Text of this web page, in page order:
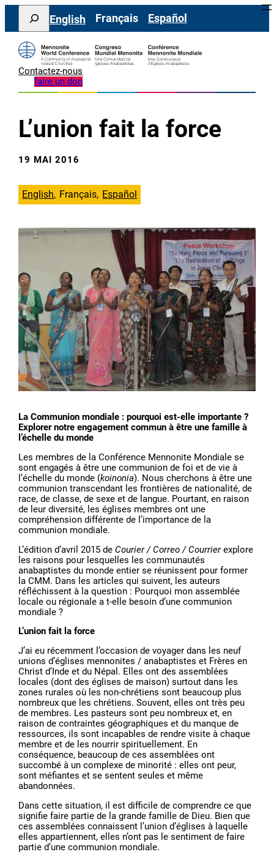
Aller
contenu
Search
English Français Español
Contactez-nous
faire un don
L’union fait la force
19 MAI 2016
English Français Español
La Communion mondiale : pourquoi est-elle importante ?
Explorer notre engagement commun à être une famille à
l’échelle du monde
Les membres de la Conférence Mennonite Mondiale se
sont engagés à être une communion de foi et de vie à
l’échelle du monde (koinonia). Nous cherchons à être une
communion transcendant les frontières de nationalité, de
race, de classe, de sexe et de langue. Pourtant, en raison
de leur diversité, les églises membres ont une
compréhension différente de l’importance de la
communion mondiale.
L’édition d’avril 2015 de Courier / Correo / Courrierexplore
les raisons pour lesquelles les communautés
anabaptistes du monde entier se réunissent pour former
la CMM. Dans les articles qui suivent, les auteurs
réfléchissent à la question : Pourquoi mon assemblée
locale ou régionale a t-elle besoin d’une communion
mondiale ?
L’union fait la force
J’ai eu récemment l’occasion de voyager dans les neuf
unions d’églises mennonites / anabaptistes et Frères en
Christ d’Inde et du Népal. Elles ont des assemblées
locales (dont des églises de maison) surtout dans les
zones rurales où les non-chrétiens sont beaucoup plus
nombreux que les chrétiens. Souvent, elles ont très peu
de membres. Les pasteurs sont peu nombreux et, en
raison de contraintes géographiques et du manque de
ressources, ils sont incapables de rendre visite à chaque
membre et de les nourrir spirituellement. En
conséquence, beaucoup de ces assemblées ont
succombé à un complexe de minorité : elles ont peur,
sont méfiantes et se sentent seules et même
abandonnées.
Dans cette situation, il est difficile de comprendre ce que
signifie faire partie de la grande famille de Dieu. Bien que
ces assemblées connaissent l’union d’églises à laquelle
elles appartiennent, elles n’ont pas le sentiment de faire
partie d’une communion mondiale.